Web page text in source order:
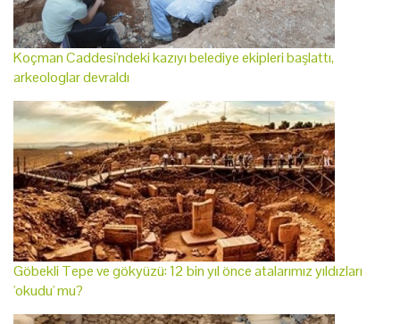
Koçman Caddesi'ndeki kazıyı belediye ekipleri başlattı,
arkeologlar devraldı
Göbekli Tepe ve gökyüzü: 12 bin yıl önce atalarımız yıldızları
'okudu' mu?